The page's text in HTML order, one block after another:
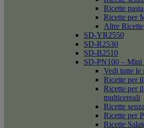
Ricette
Ricette per
Altre Ricette
SD-YR2550
SD-R2530
SD-B2510
SD-PN100 – Mini
Vedi tutte le
Ricette per
Ricette per
multicereali
Ricette
Ricette per
Ricette